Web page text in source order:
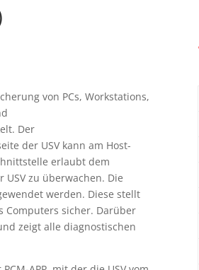
von PCs, Workstations,
Der
der USV kann am Host-
erlaubt dem
zu überwachen. Die
werden. Diese stellt
Computers sicher. Darüber
zeigt alle diagnostischen